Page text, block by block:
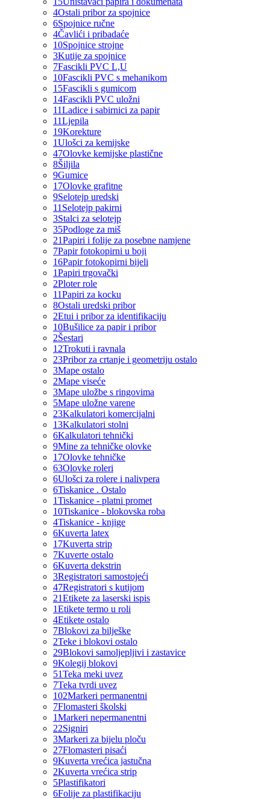
4Ostali pribor za spojnice
6Spojnice ručne
4Čavlići i pribadaće
10Spojnice strojne
3Kutije za spojnice
7Fascikli PVC L,U
10Fascikli PVC s mehanikom
15Fascikli s gumicom
14Fascikli PVC uložni
11Ladice i sabirnici za papir
11Ljepila
19Korekture
1Ulošci za kemijske
47Olovke kemijske plastične
8Šiljila
9Gumice
17Olovke grafitne
9Selotejp uredski
11 Selotejp pakirni
3Stalci za selotejp
35Podloge za miš
21Papiri i folije za posebne namjene
7Papir fotokopirni u boji
16Papir fotokopirni bijeli
1Papiri trgovački
2Ploter role
11Papiri za kocku
8Ostali uredski pribor
2Etui i pribor za identifikaciju
10Bušilice za papir i pribor
2Šestari
12Trokuti i ravnala
23Pribor za crtanje i geometriju ostalo
3Mape ostalo
2Mape viseće
3Mape uložbe s ringovima
5Mape uložne varene
23Kalkulatori komercijalni
13Kalkulatori stolni
6Kalkulatori tehnički
9Mine za tehničke olovke
17Olovke tehničke
63Olovke roleri
6Ulošci za rolere i nalivpera
6Tiskanice . Ostalo
1Tiskanice - platni promet
10Tiskanice - blokovska roba
4Tiskanice - knjige
6Kuverta latex
17Kuverta strip
7Kuverte ostalo
6Kuverta dekstrin
3Registratori samostojeći
47Registratori s kutijom
21Etikete za laserski ispis
1Etikete termo u roli
4Etikete ostalo
7Blokovi za bilješke
2Teke i blokovi ostalo
29Blokovi samoljepljivi i zastavice
9Kolegij blokovi
51Teka meki uvez
7Teka tvrdi uvez
102Markeri permanentni
7Flomasteri školski
1Markeri nepermanentni
22Signiri
3Markeri za bijelu ploču
27Flomasteri pisaći
9Kuverta vrećica jastučna
2Kuverta vrećica strip
5Plastifikatori
6Folije za plastifikaciju